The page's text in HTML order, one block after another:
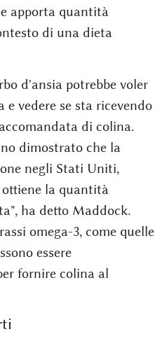
apporta quantità
di una dieta
d'ansia potrebbe voler
vedere se sta ricevendo
di colina.
dimostrato che la
negli Stati Uniti,
la quantità
ha detto Maddock.
omega-3, come quelle
essere
fornire colina al